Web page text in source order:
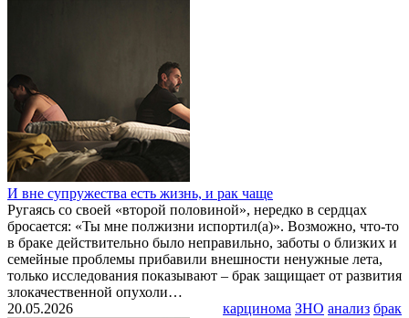
И вне супружества есть жизнь, и рак чаще
Ругаясь со своей «второй половиной», нередко в сердцах
бросается: «Ты мне полжизни испортил(а)». Возможно, что-то
в браке действительно было неправильно, заботы о близких и
семейные проблемы прибавили внешности ненужные лета,
только исследования показывают – брак защищает от развития
злокачественной опухоли…
карцинома ЗНО анализ брак
20.05.2026